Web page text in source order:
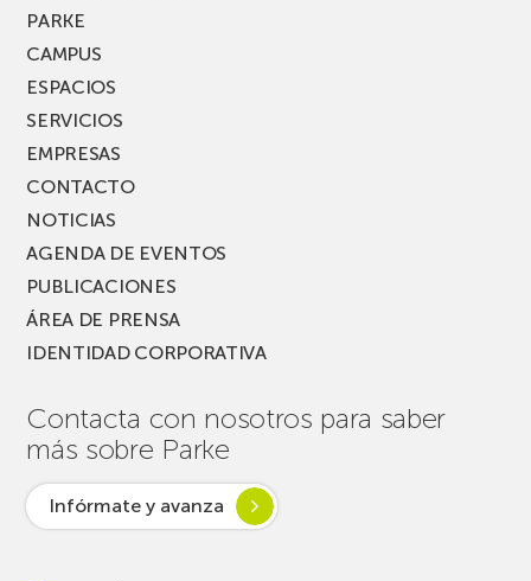
PARKE
CAMPUS
ESPACIOS
SERVICIOS
EMPRESAS
CONTACTO
NOTICIAS
AGENDA DE EVENTOS
PUBLICACIONES
ÁREA DE PRENSA
IDENTIDAD CORPORATIVA
Contacta con nosotros para saber
más sobre Parke
Infórmate y avanza